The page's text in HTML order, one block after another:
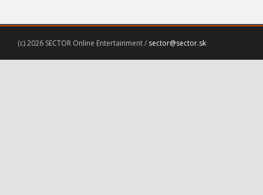
(c) 2026 SECTOR Online Entertainment / sector@sector.sk